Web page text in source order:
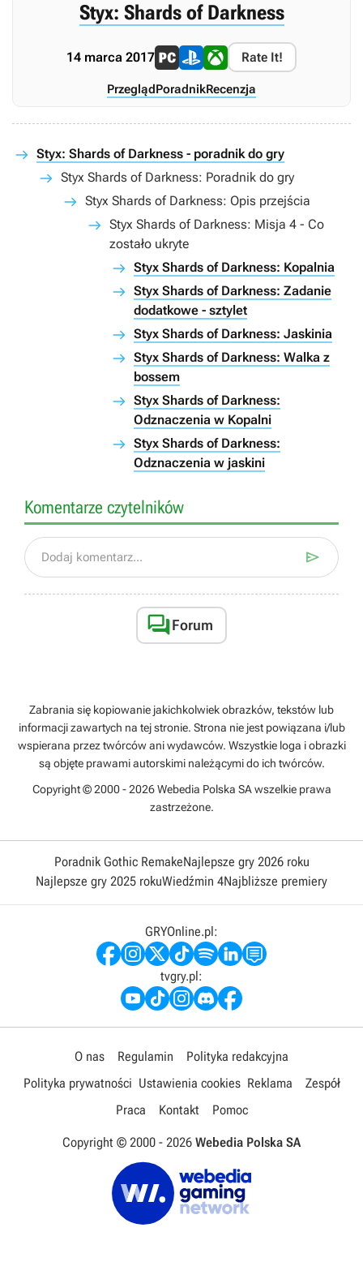
Styx: Shards of Darkness
14 marca 2017 Rate It!
PrzeglądPoradnikRecenzja
Styx: Shards of Darkness - poradnik do gry
Styx Shards of Darkness: Poradnik do gry
Styx Shards of Darkness: Opis przejścia
Styx Shards of Darkness: Misja 4 - Co
zostało ukryte
Styx Shards of Darkness: Kopalnia
Styx Shards of Darkness: Zadanie
dodatkowe - sztylet
Styx Shards of Darkness: Jaskinia
Styx Shards of Darkness: Walka z
bossem
Styx Shards of Darkness:
Odznaczenia w Kopalni
Styx Shards of Darkness:
Odznaczenia w jaskini
Komentarze czytelników
Dodaj komentarz... 
Forum
Zabrania się kopiowanie jakichkolwiek obrazków, tekstów lub
informacji zawartych na tej stronie. Strona nie jest powiązana i/lub
wspierana przez twórców ani wydawców. Wszystkie loga i obrazki
są objęte prawami autorskimi należącymi do ich twórców.
Copyright © 2000 - 2026 Webedia Polska SA wszelkie prawa
zastrzeżone.
Poradnik Gothic RemakeNajlepsze gry 2026 roku
Najlepsze gry 2025 rokuWiedźmin 4Najbliższe premiery
GRYOnline.pl:
tvgry.pl:
O nas Regulamin
Polityka redakcyjna
Polityka prywatności Ustawienia cookies Reklama
Zespół
Praca
Kontakt Pomoc
Copyright © 2000 - 2026 Webedia Polska SA